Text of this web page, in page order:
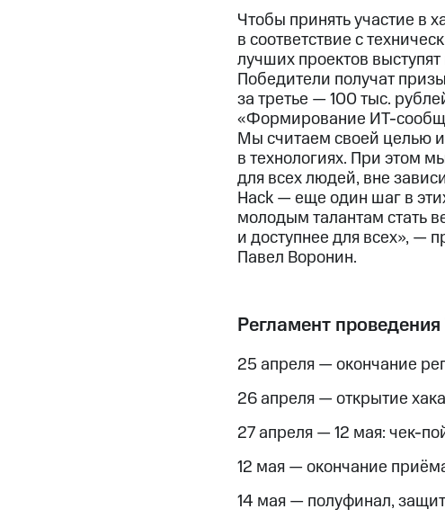
Чтобы принять участие в
в соответствие с
лучших проектов
Победители получат
за третье — 100 тыс.
«Формирование ИТ-
Мы считаем своей целью
в технологиях. При этом
для всех людей, вне
Hack — еще один шаг в
молодым талантам стать
и доступнее для всех», —
Павел Воронин.
Регламент проведения
25 апреля — окончание
26 апреля — открытие
27 апреля — 12 мая: чек-
12 мая — окончание
14 мая — полуфинал,